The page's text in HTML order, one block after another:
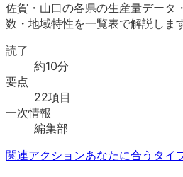
佐賀・山口の各県の生産量データ
数・地域特性を一覧表で解説します
読了
約10分
要点
22項目
一次情報
編集部
関連アクションあなたに合うタイ